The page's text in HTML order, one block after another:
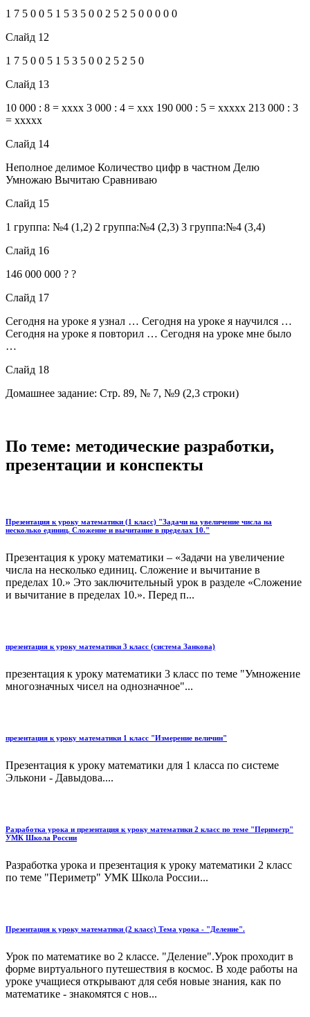
1 7 5 0 0 5 1 5 3 5 0 0 2 5 2 5 0 0 0 0 0
Слайд 12
1 7 5 0 0 5 1 5 3 5 0 0 2 5 2 5 0
Слайд 13
10 000 : 8 = хххх 3 000 : 4 = ххх 190 000 : 5 = ххххх 213 000 : 3
= ххххх
Слайд 14
Неполное делимое Количество цифр в частном Делю
Умножаю Вычитаю Сравниваю
Слайд 15
1 группа: №4 (1,2) 2 группа:№4 (2,3) 3 группа:№4 (3,4)
Слайд 16
146 000 000 ? ?
Слайд 17
Сегодня на уроке я узнал … Сегодня на уроке я научился …
Сегодня на уроке я повторил … Сегодня на уроке мне было
…
Слайд 18
Домашнее задание: Стр. 89, № 7, №9 (2,3 строки)
По теме: методические разработки,
презентации и конспекты
Презентация к уроку математики (1 класс) "Задачи на увеличение числа на
несколько единиц. Сложение и вычитание в пределах 10."
Презентация к уроку математики – «Задачи на увеличение
числа на несколько единиц. Сложение и вычитание в
пределах 10.» Это заключительный урок в разделе «Сложение
и вычитание в пределах 10.». Перед п...
презентация к уроку математики 3 класс (система Занкова)
презентация к уроку математики 3 класс по теме "Умножение
многозначных чисел на однозначное"...
презентация к уроку математики 1 класс "Измерение величин"
Презентация к уроку математики для 1 класса по системе
Элькони - Давыдова....
Разработка урока и презентация к уроку математики 2 класс по теме "Периметр"
УМК Школа России
Разработка урока и презентация к уроку математики 2 класс
по теме "Периметр" УМК Школа России...
Презентация к уроку математики (2 класс) Тема урока - "Деление".
Урок по математике во 2 классе. "Деление".Урок проходит в
форме виртуального путешествия в космос. В ходе работы на
уроке учащиеся открывают для себя новые знания, как по
математике - знакомятся с нов...